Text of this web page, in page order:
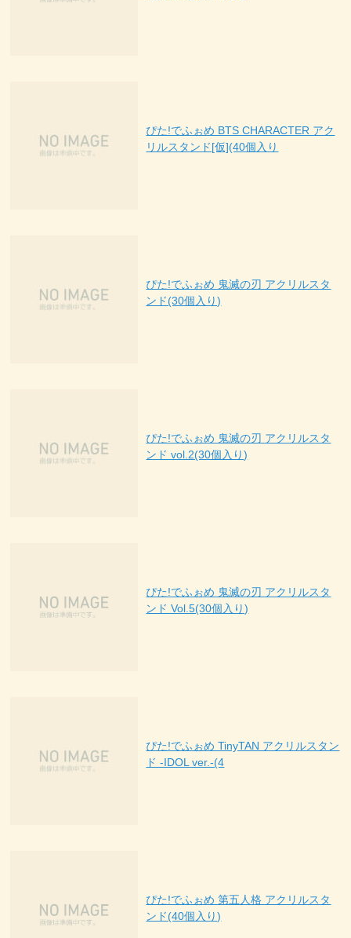
ぴた!でふぉめ BTS CHARACTER アク
リルスタンド[仮](40個入り
ぴた!でふぉめ 鬼滅の刃 アクリルスタ
ンド(30個入り)
ぴた!でふぉめ 鬼滅の刃 アクリルスタ
ンド vol.2(30個入り)
ぴた!でふぉめ 鬼滅の刃 アクリルスタ
ンド Vol.5(30個入り)
ぴた!でふぉめ TinyTAN アクリルスタン
ド -IDOL ver.-(4
ぴた!でふぉめ 第五人格 アクリルスタ
ンド(40個入り)